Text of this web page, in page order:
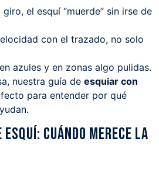
el esquí “muerde” sin irse de
con el trazado, no solo
azules y en zonas algo pulidas.
nuestra guía de esquiar con
para entender por qué
cuándo merece la